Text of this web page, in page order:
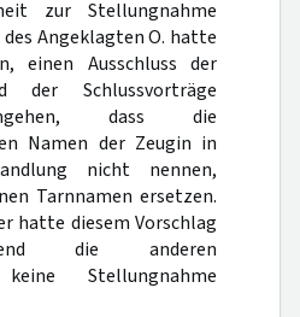
zur Stellungnahme
Angeklagten O. hatte
einen Ausschluss der
der Schlussvorträge
dass die
Namen der Zeugin in
nicht nennen,
Tarnnamen ersetzen.
hatte diesem Vorschlag
die anderen
keine Stellungnahme